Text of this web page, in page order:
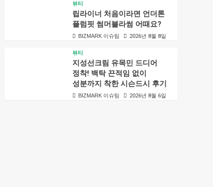
뷰티
립라이너 처음이라면 언더톤
플럼핏 썸머블라썸 어때요?
BIZMARK 이슈팀 2026년 8월 8일
뷰티
지성선크림 유목민 드디어
정착! 백탁 끈적임 없이
성분까지 착한 시슨드시 후기
BIZMARK 이슈팀 2026년 8월 6일